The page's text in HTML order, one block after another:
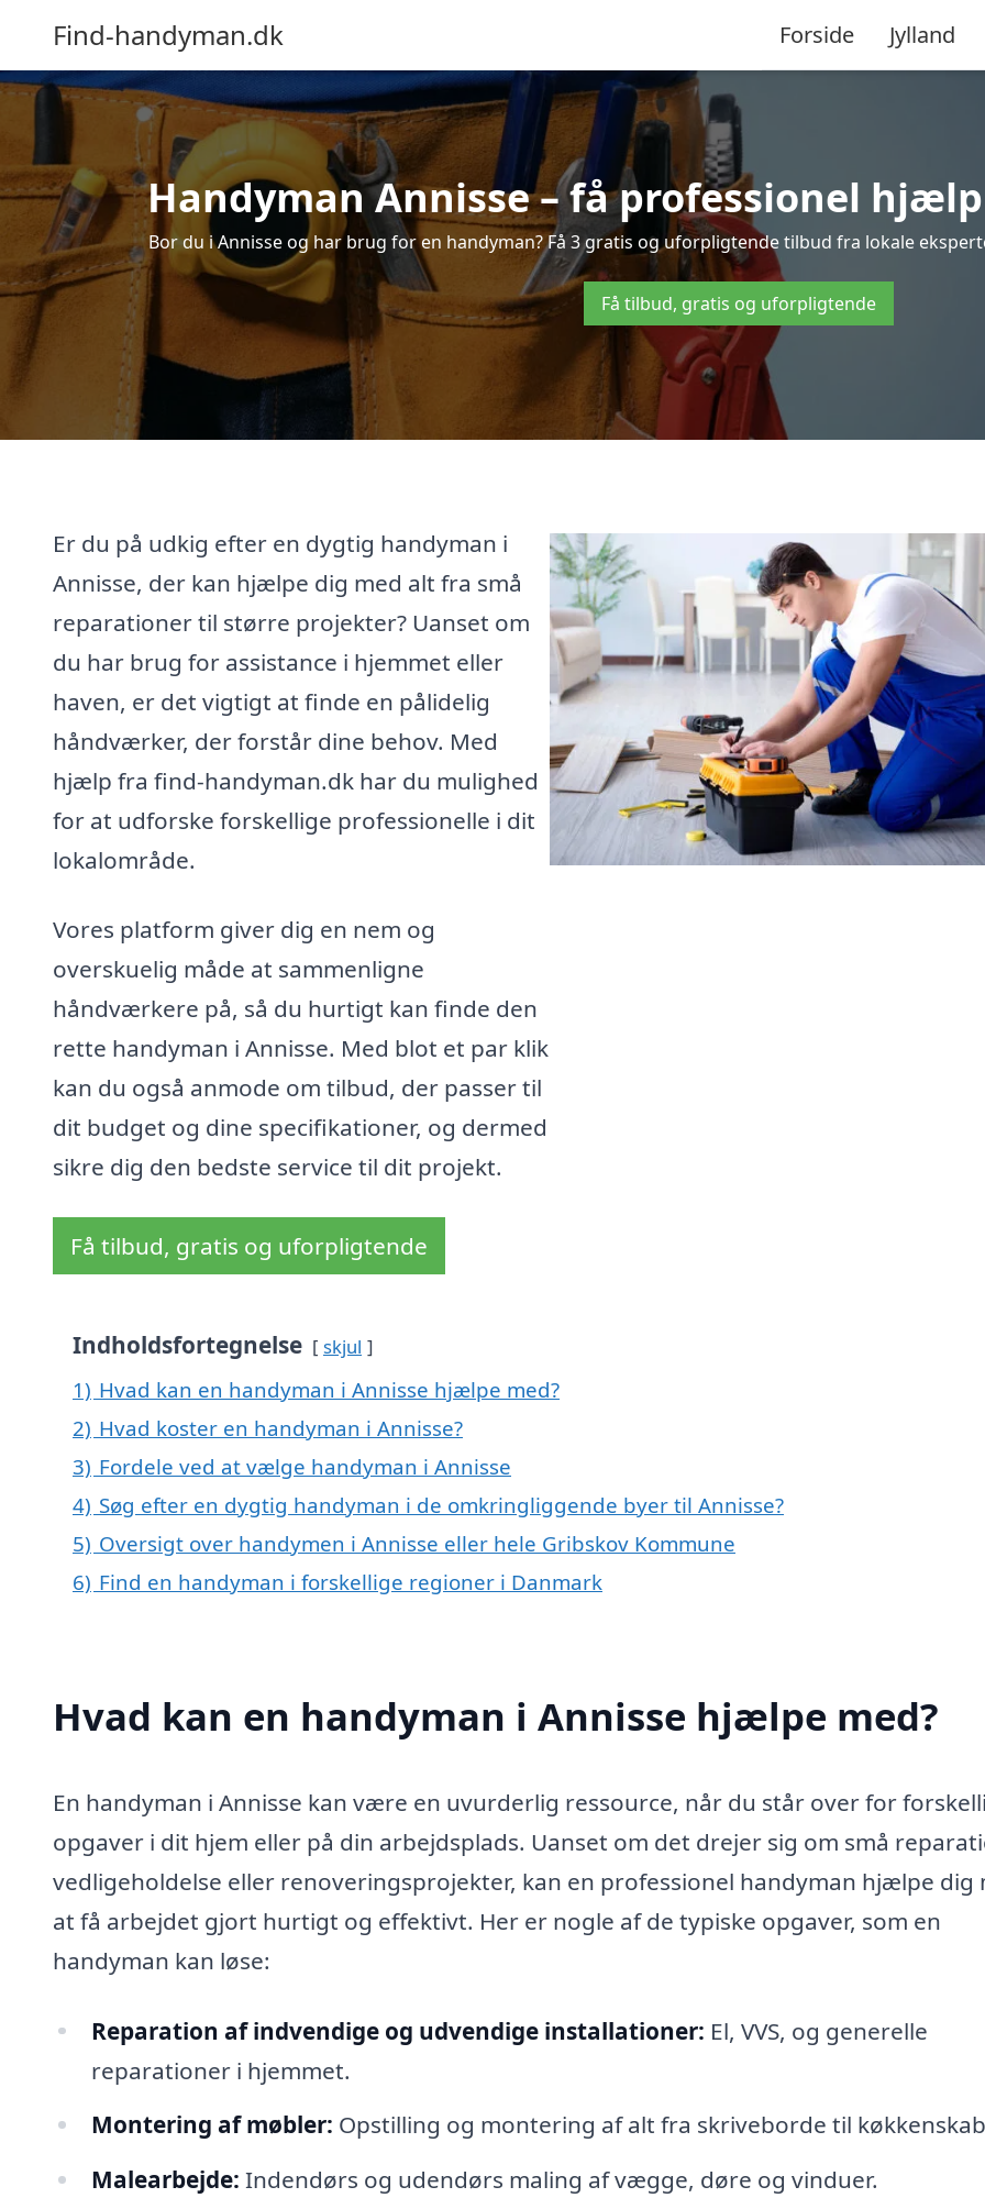
Find-handyman.dk Forside Jylland
Handyman Annisse – få professionel
Bor du i Annisse og har brug for en handyman? Få 3 gratis og uforpligtende tilbud fra lokale
Få tilbud, gratis og uforpligtende
Er du på udkig efter en dygtig handyman i
Annisse, der kan hjælpe dig med alt fra små
reparationer til større projekter? Uanset om
du har brug for assistance i hjemmet eller
haven, er det vigtigt at finde en pålidelig
håndværker, der forstår dine behov. Med
hjælp fra find-handyman.dk har du mulighed
for at udforske forskellige professionelle i dit
lokalområde.
Vores platform giver dig en nem og
overskuelig måde at sammenligne
håndværkere på, så du hurtigt kan finde den
rette handyman i Annisse. Med blot et par klik
kan du også anmode om tilbud, der passer til
dit budget og dine specifikationer, og dermed
sikre dig den bedste service til dit projekt.
Få tilbud, gratis og uforpligtende
Indholdsfortegnelse skjul
1) Hvad kan en handyman i Annisse hjælpe med?
2) Hvad koster en handyman i Annisse?
3) Fordele ved at vælge handyman i Annisse
4) Søg efter en dygtig handyman i de omkringliggende byer til Annisse?
5) Oversigt over handymen i Annisse eller hele Gribskov Kommune
6) Find en handyman i forskellige regioner i Danmark
Hvad kan en handyman i Annisse hjælpe med?
En handyman i Annisse kan være en uvurderlig ressource, når du står over for
opgaver i dit hjem eller på din arbejdsplads. Uanset om det drejer sig om små
vedligeholdelse eller renoveringsprojekter, kan en professionel handyman hjælpe dig
at få arbejdet gjort hurtigt og effektivt. Her er nogle af de typiske opgaver, som en
handyman kan løse:
Reparation af indvendige og udvendige installationer: El, VVS, og generelle
reparationer i hjemmet.
Montering af møbler: Opstilling og montering af alt fra skriveborde til
Malearbejde: Indendørs og udendørs maling af vægge, døre og vinduer.